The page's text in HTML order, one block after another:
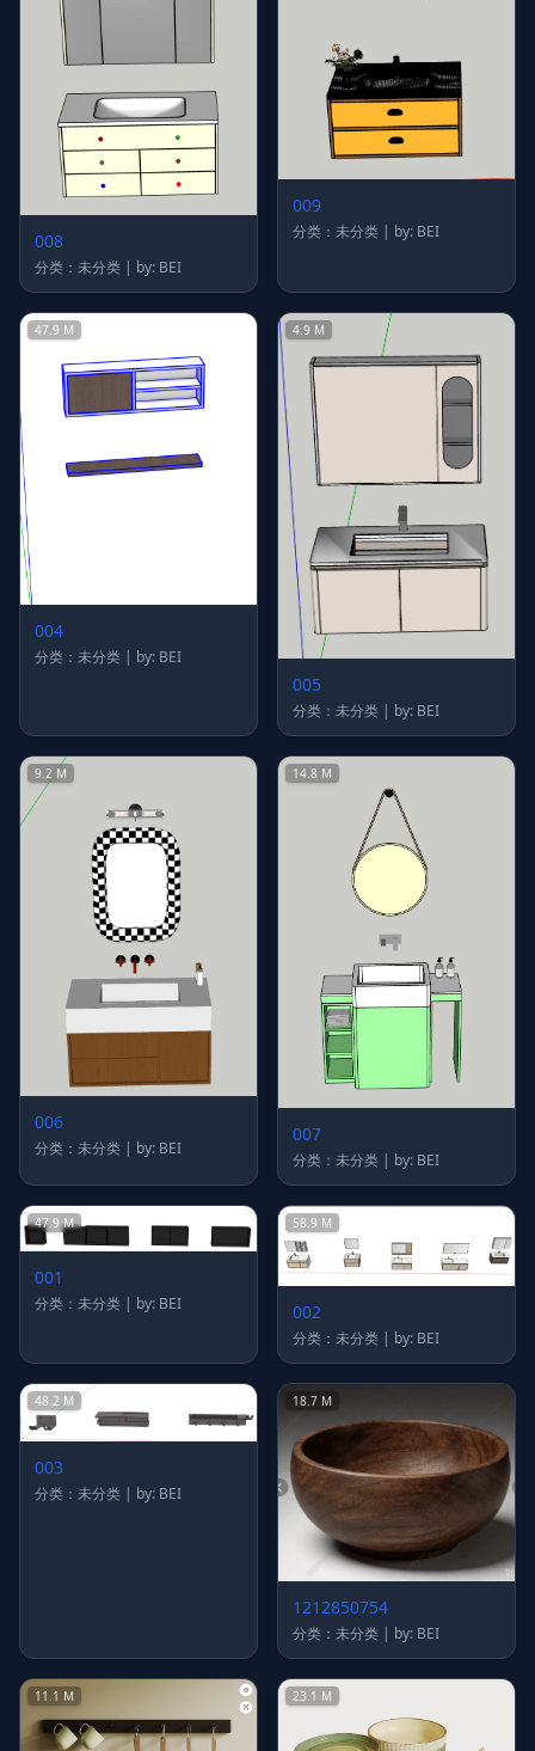
008
分类：未分类 | by: BEI
009
分类：未分类 | by: BEI
47.9 M
004
分类：未分类 | by: BEI
4.9 M
005
分类：未分类 | by: BEI
9.2 M
006
分类：未分类 | by: BEI
14.8 M
007
分类：未分类 | by: BEI
47.9 M
001
分类：未分类 | by: BEI
58.9 M
002
分类：未分类 | by: BEI
48.2 M
003
分类：未分类 | by: BEI
18.7 M
1212850754
分类：未分类 | by: BEI
11.1 M 23.1 M